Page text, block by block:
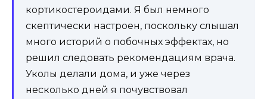
кортикостероидами. Я был немного
скептически настроен, поскольку слышал
много историй о побочных эффектах, но
решил следовать рекомендациям врача.
Уколы делали дома, и уже через
несколько дней я почувствовал